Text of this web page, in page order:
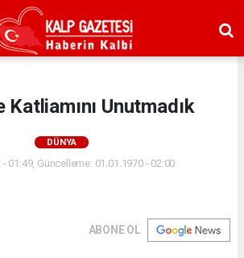
Katliamını Unutmadık
DÜNYA
- 01:49, Güncelleme: 01.01.1970 - 02:00
ABONE OL